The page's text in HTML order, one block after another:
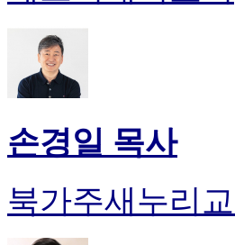
손경일 목사
북가주새누리